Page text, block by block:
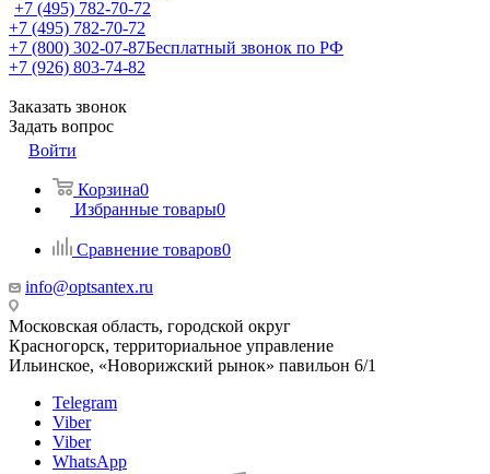
+7 (495) 782-70-72
+7 (495) 782-70-72
+7 (800) 302-07-87Бесплатный звонок по РФ
+7 (926) 803-74-82
Заказать звонок
Задать вопрос
Войти
Корзина0
Избранные товары0
Сравнение товаров0
info@optsantex.ru
Московская область, городской округ
Красногорск, территориальное управление
Ильинское, «Новорижский рынок» павильон 6/1
Telegram
Viber
Viber
WhatsApp